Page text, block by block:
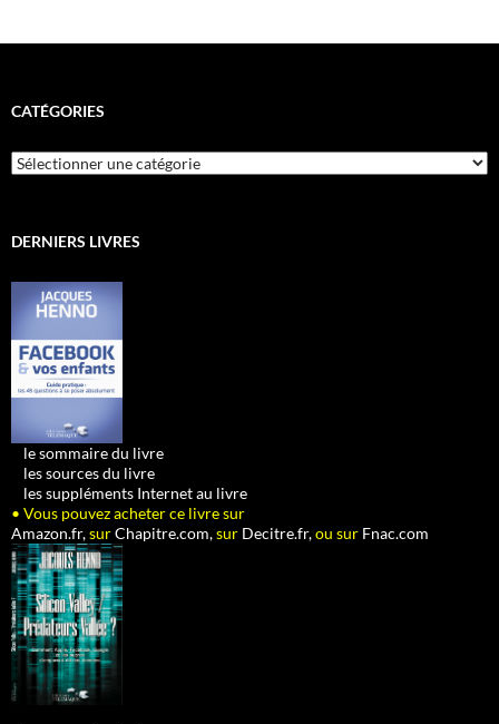
CATÉGORIES
Catégories
DERNIERS LIVRES
le sommaire du livre
les sources du livre
les suppléments Internet au livre
• Vous pouvez acheter ce livre sur
Amazon.fr,surChapitre.com,sur Decitre.fr,ou sur Fnac.com